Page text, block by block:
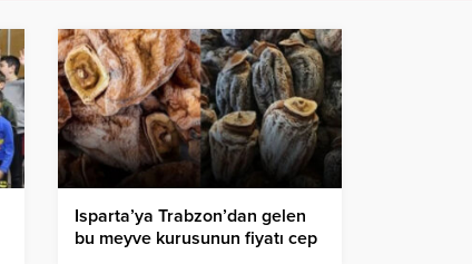
Isparta’ya Trabzon’dan gelen
bu meyve kurusunun fiyatı cep